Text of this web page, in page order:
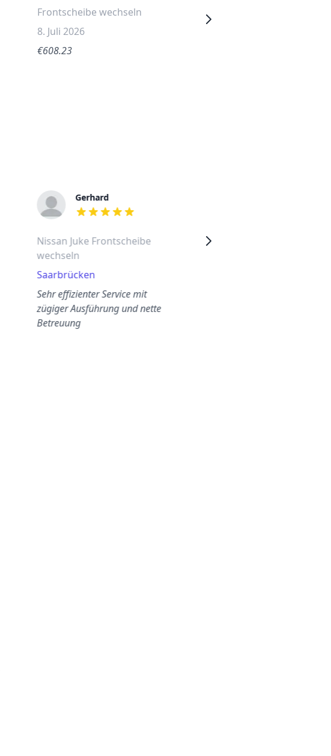
Frontscheibe wechseln
8. Juli 2026
€608.23
Gerhard
out of 5 stars
Nissan Juke Frontscheibe
wechseln
Saarbrücken
Sehr effizienter Service mit
zügiger Ausführung und nette
Betreuung
Nissan Juke Frontscheibe